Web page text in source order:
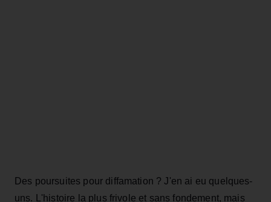
Des poursuites pour diffamation ? J'en ai eu quelques-
uns. L'histoire la plus frivole et sans fondement, mais